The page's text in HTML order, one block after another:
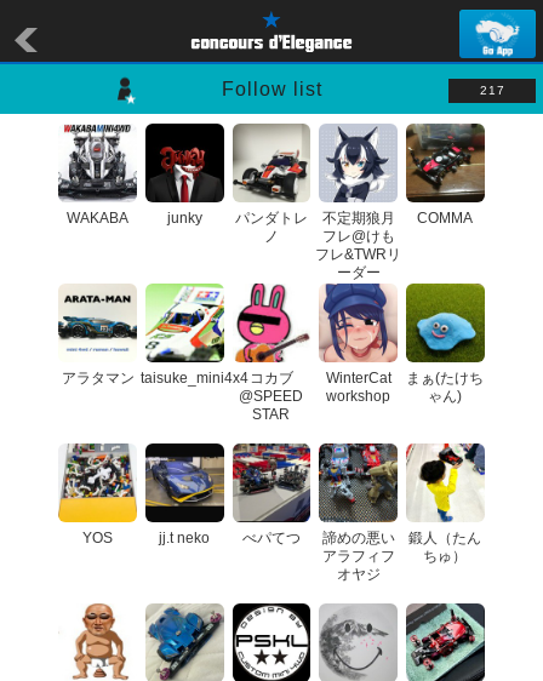
Follow list 217
WAKABA junky
パンダトレ
ノ
不定期狼月
フレ@けも
フレ&TWRリ
ーダー
COMMA
アラタマン taisuke_mini4x4 コカブ
@SPEED
STAR
WinterCat
workshop
まぁ(たけち
ゃん)
YOS jj.t neko べパてつ
諦めの悪い
アラフィフ
オヤジ
鍛人（たん
ちゅ）